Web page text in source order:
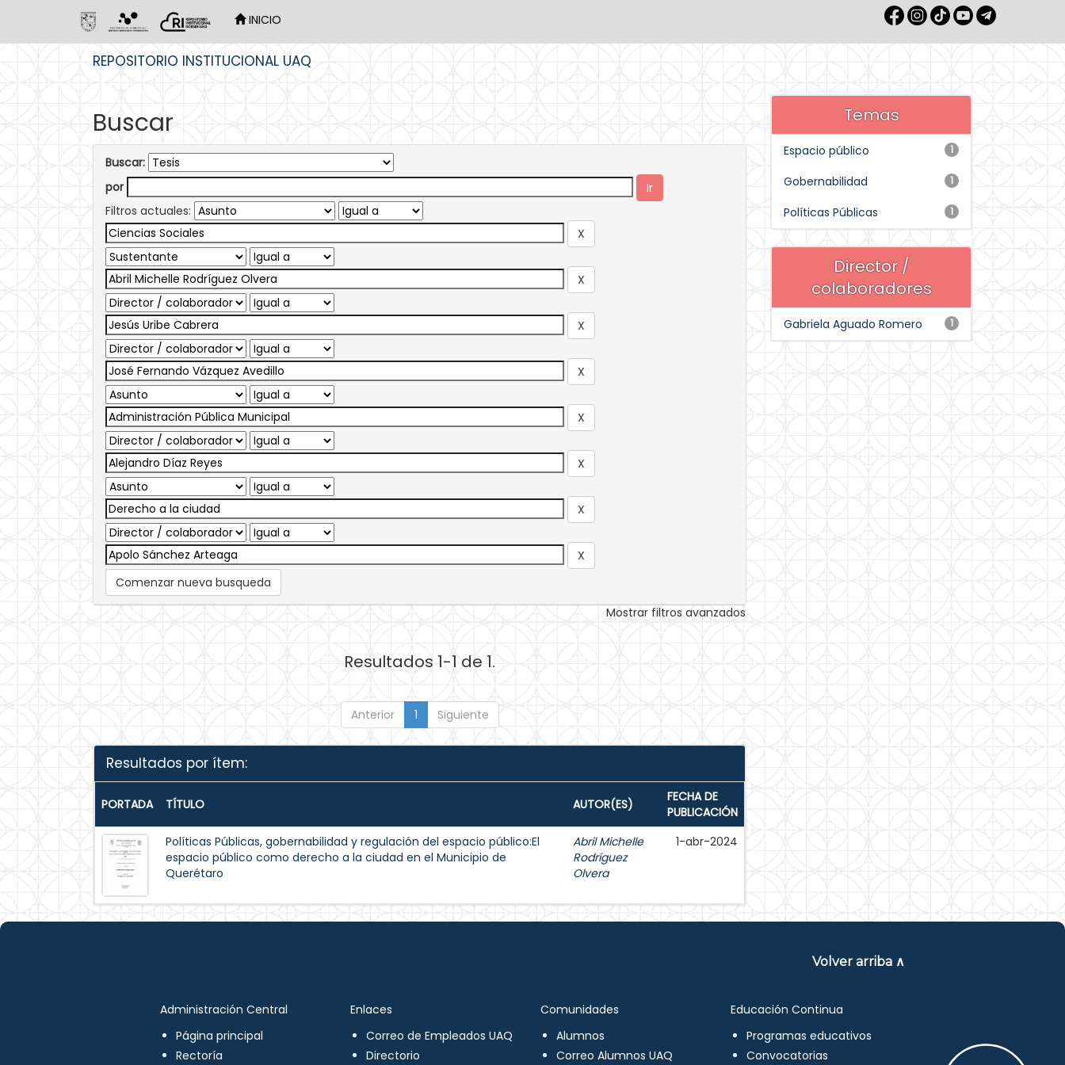
INICIO
REPOSITORIO INSTITUCIONAL UAQ
Buscar
Buscar:
por
Filtros actuales:
Comenzar nueva busqueda
Mostrar filtros avanzados
Resultados 1-1 de 1.
Anterior 1 Siguiente
Resultados por ítem:
PORTADA TÍTULO AUTOR(ES)
FECHA DE
PUBLICACIÓN
Políticas Públicas, gobernabilidad y regulación del espacio público:El
espacio público como derecho a la ciudad en el Municipio de
Querétaro
Abril Michelle
Rodríguez
Olvera
1-abr-2024
Temas
1
Espacio público
1
Gobernabilidad
1
Políticas Públicas
Director /
colaboradores
1
Gabriela Aguado Romero
Volver arriba ∧
Administración Central
Página principal
Rectoría
Enlaces
Correo de Empleados UAQ
Directorio
Comunidades
Alumnos
Correo Alumnos UAQ
Educación Continua
Programas educativos
Convocatorias